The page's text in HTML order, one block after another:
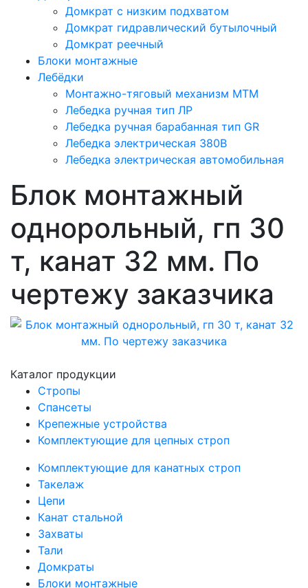
Домкрат с низким подхватом
Домкрат гидравлический бутылочный
Домкрат реечный
Блоки монтажные
Лебёдки
Монтажно-тяговый механизм МТМ
Лебедка ручная тип ЛР
Лебедка ручная барабанная тип GR
Лебедка электрическая 380В
Лебедка электрическая автомобильная
Блок монтажный
однорольный, гп 30
т, канат 32 мм. По
чертежу заказчика
Каталог продукции
Стропы
Спансеты
Крепежные устройства
Комплектующие для цепных строп
Комплектующие для канатных строп
Такелаж
Цепи
Канат стальной
Захваты
Тали
Домкраты
Блоки монтажные